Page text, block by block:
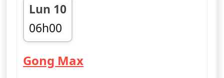
Lun 10
06h00
fin 09h00
Gong Max— Gong Max